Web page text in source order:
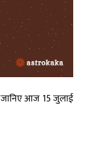
आज 15 जुलाई